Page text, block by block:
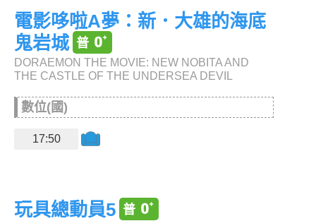
電影哆啦A夢：新．大雄的海底
鬼岩城
DORAEMON THE MOVIE: NEW NOBITA AND
THE CASTLE OF THE UNDERSEA DEVIL
數位(國)
17:50
玩具總動員5